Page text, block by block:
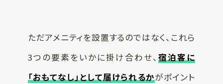
ただアメニティを設置するのではなく、これら
3つの要素をいかに掛け合わせ、宿泊客に
「おもてなし」として届けられるかがポイント